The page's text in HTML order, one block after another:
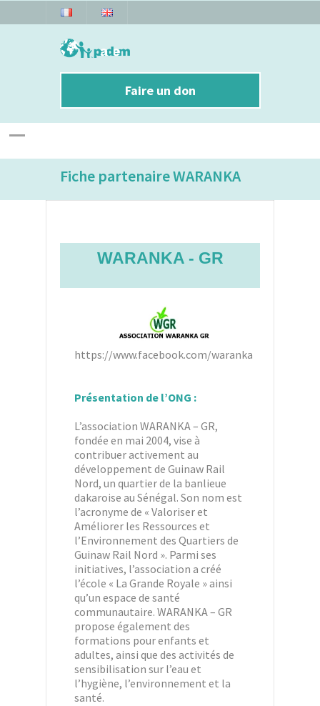
Faire un don
Fiche partenaire WARANKA
WARANKA - GR
https://www.facebook.com/waranka
Présentation de l’ONG :
L’association WARANKA – GR,
fondée en mai 2004, vise à
contribuer activement au
développement de Guinaw Rail
Nord, un quartier de la banlieue
dakaroise au Sénégal. Son nom est
l’acronyme de « Valoriser et
Améliorer les Ressources et
l’Environnement des Quartiers de
Guinaw Rail Nord ». Parmi ses
initiatives, l’association a créé
l’école « La Grande Royale » ainsi
qu’un espace de santé
communautaire. WARANKA – GR
propose également des
formations pour enfants et
adultes, ainsi que des activités de
sensibilisation sur l’eau et
l’hygiène, l’environnement et la
santé.